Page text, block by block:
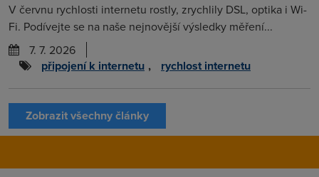
V červnu rychlosti internetu rostly, zrychlily DSL, optika i Wi-
Fi. Podívejte se na naše nejnovější výsledky měření...
7. 7. 2026
připojení k internetu , rychlost internetu
Zobrazit všechny články